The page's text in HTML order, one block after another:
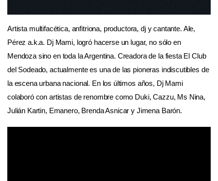
Artista multifacética, anfitriona, productora, dj y cantante. Ale,
Pérez a.k.a. Dj Mami, logró hacerse un lugar, no sólo en
Mendoza sino en toda la Argentina. Creadora de la fiesta El Club
del Sodeado, actualmente es una de las pioneras indiscutibles de
la escena urbana nacional. En los últimos años, Dj Mami
colaboró con artistas de renombre como Duki, Cazzu, Ms Nina,
Julián Kartin, Emanero, Brenda Asnicar y Jimena Barón.